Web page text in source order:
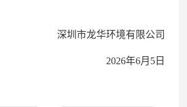
深圳市龙华环境有限公司
2026年6月5日